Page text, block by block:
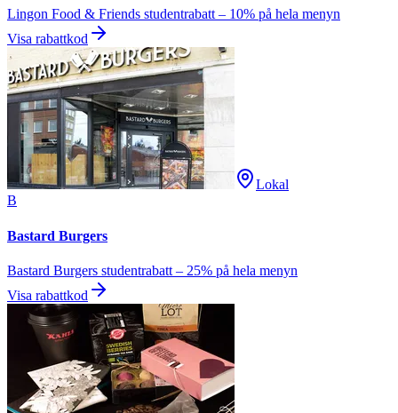
Lingon Food & Friends studentrabatt – 10% på hela menyn
Visa rabattkod
Lokal
B
Bastard Burgers
Bastard Burgers studentrabatt – 25% på hela menyn
Visa rabattkod